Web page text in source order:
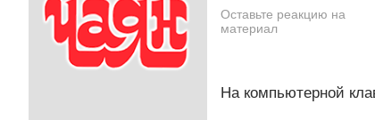
Оставьте реакцию на
материал
На компьютерной